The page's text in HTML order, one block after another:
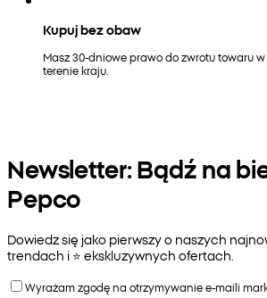
Kupuj bez obaw
Masz 30-dniowe prawo do zwrotu towaru
terenie kraju.
Newsletter: Bądź na
Pepco
Dowiedz się jako pierwszy o naszych
trendach i ⭐️ ekskluzywnych ofertach.
Wyrażam zgodę na otrzymywanie e-maili